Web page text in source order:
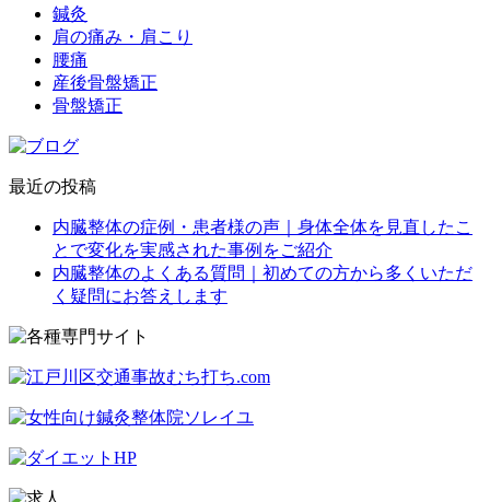
鍼灸
肩の痛み・肩こり
腰痛
産後骨盤矯正
骨盤矯正
最近の投稿
内臓整体の症例・患者様の声｜身体全体を見直したこ
とで変化を実感された事例をご紹介
内臓整体のよくある質問｜初めての方から多くいただ
く疑問にお答えします